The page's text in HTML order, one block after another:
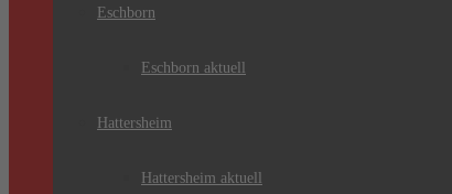
Eschborn
Eschborn aktuell
Hattersheim
Hattersheim aktuell